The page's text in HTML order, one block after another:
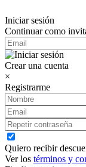
Iniciar sesión
Continuar como
Crear una cuenta
×
Registrarme
Quiero recibir
Ver los términos y